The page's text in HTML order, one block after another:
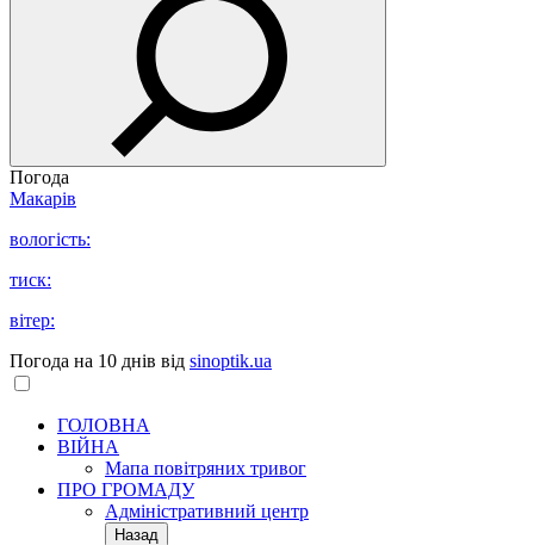
Погода
Макарів
вологість:
тиск:
вітер:
Погода на 10 днів від sinoptik.ua
ГОЛОВНА
ВІЙНА
Мапа повітряних тривог
ПРО ГРОМАДУ
Aдміністративний центр
Назад